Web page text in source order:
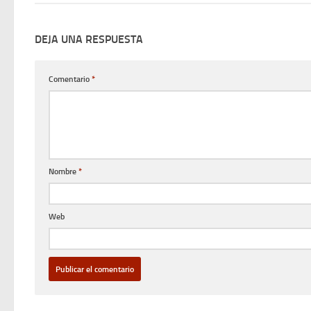
DEJA UNA RESPUESTA
Comentario *
Nombre *
Web